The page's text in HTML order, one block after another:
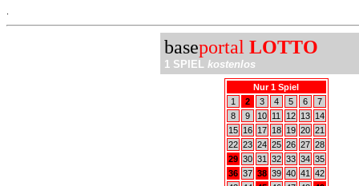
baseportal LOTTO
1 SPIEL kostenlos
Nur 1 Spiel
1
2 3 4 5 6
7
8
9 10 11 12 13
14
15
16 17 18 19 20 21
22 23 24 25 26 27 28
29 30 31 32 33 34 35
36 37 38 39 40 41
42